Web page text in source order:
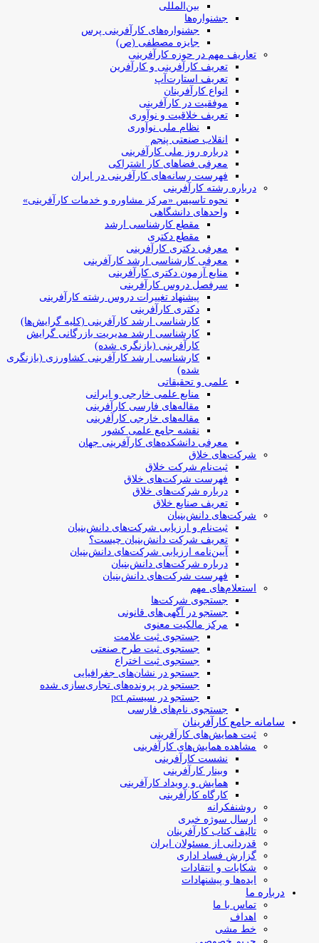
بین‌المللی
جشنواره‌ها
جشنواره‌های کارآفرینی‌ پرس
جایزه مصطفی (ص)
تعاریف مهم در حوزه کارآفرینی
تعریف کارآفرینی و کارآفرین
تعریف استارت‌آپ
انواع کارآفرینان
موفقیت در کارآفرینی
تعریف خلاقیت و نوآوری
نظام ملی نوآوری
انقلاب صنعتی پنجم
درباره روز ملی کارآفرینی
معرفی فضاهای کار اشتراکی
فهرست رسانه‌های کارآفرینی در ایران
درباره رشته کارآفرینی
نحوه تاسیس «مرکز مشاوره و خدمات کارآفرینی»
واحدهای دانشگاهی
مقطع کارشناسی ارشد
مقطع دکتری
معرفی دکتری کارآفرینی
معرفی کارشناسی ارشد کارآفرینی
منابع آزمون دکتری کارآفرینی
سرفصل دروس کارآفرینی
پیشنهاد تغییرات دروس رشته کارآفرینی
دکتری کارآفرینی
کارشناسی ارشد کارآفرینی (کلیه گرایش‌ها)
کارشناسی ارشد مدیریت بازرگانی گرایش
کارآفرینی (بازنگری شده)
کارشناسی ارشد کارآفرینی کشاورزی (بازنگری
شده)
علمی و تحقیقاتی
منابع علمی خارجی و ایرانی
مقاله‌های فارسی کارآفرینی
مقاله‌های خارجی کارآفرینی
نقشه جامع علمی کشور
معرفی دانشکده‌های کارآفرینی جهان
شرکت‌های خلاق
ثبت‌نام شرکت خلاق
فهرست شرکت‌های خلاق
درباره شرکت‌های خلاق
تعریف صنایع خلاق
شرکت‌های دانش‌بنیان
ثبت‌نام و ارزیابی شرکت‌های دانش‌بنیان
تعریف شرکت دانش‌بنیان چیست؟
آیین‌نامه ارزیابی شرکت‌های دانش‌بنیان
درباره شرکت‌های دانش‌بنیان
فهرست شرکت‌های دانش‌بنیان
استعلام‌های مهم
جستجوی شرکت‌ها
جستجو در آگهی‌های قانونی
مرکز مالکیت معنوی
جستجوی ثبت علامت
جستجوی ثبت طرح صنعتی
جستجوی ثبت اختراع
جستجو در نشان‌های جغرافیایی
جستجو در پرونده‌های تجاری‌سازی شده
جستجو در سیستم pct
جستجوی نام‌های فارسی
سامانه جامع کارآفرینان
ثبت همایش‌های کارآفرینی
مشاهده همایش‌های کارآفرینی
نشست کارآفرینی
وبینار کارآفرینی
همایش و رویداد کارآفرینی
کارگاه کارآفرینی
روشنفکرانه
ارسال سوژه‌ خبری
تالیف کتاب کارآفرینان
قدردانی از مسئولان ایران
گزارش فساد اداری
شکایات و انتقادات
ایده‌ها و پیشنهادات
درباره ما
تماس با ما
اهداف
خط مشی